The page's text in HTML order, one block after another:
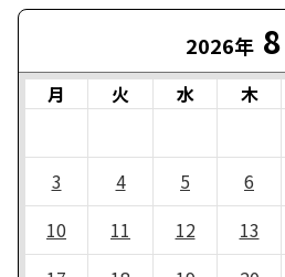
2026年 8
月 火 水 木
3
4 5 6
10
11 12 13